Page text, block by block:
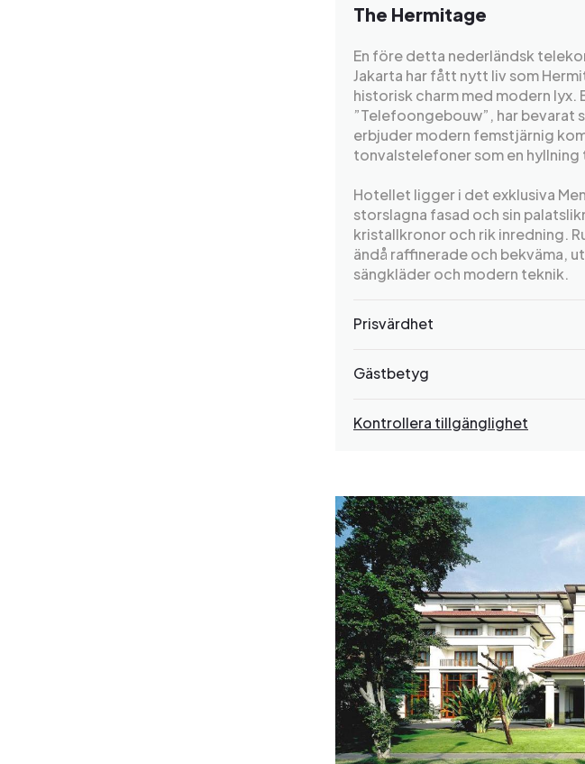
The Hermitage
En före detta nederländsk
Jakarta har fått nytt liv som
historisk charm med modern lyx.
”Telefoongebouw”, har bevarat
erbjuder modern femstjärnig
tonvalstelefoner som en
Hotellet ligger i det exklusiva
storslagna fasad och sin
kristallkronor och rik inredning.
ändå raffinerade och bekväma,
sängkläder och modern teknik.
Prisvärdhet
Gästbetyg
Kontrollera tillgänglighet